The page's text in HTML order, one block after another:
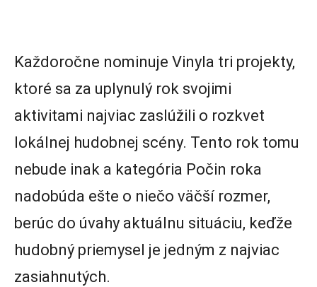
Každoročne nominuje Vinyla tri projekty,
ktoré sa za uplynulý rok svojimi
aktivitami najviac zaslúžili o rozkvet
lokálnej hudobnej scény. Tento rok tomu
nebude inak a kategória Počin roka
nadobúda ešte o niečo väčší rozmer,
berúc do úvahy aktuálnu situáciu, keďže
hudobný priemysel je jedným z najviac
zasiahnutých.